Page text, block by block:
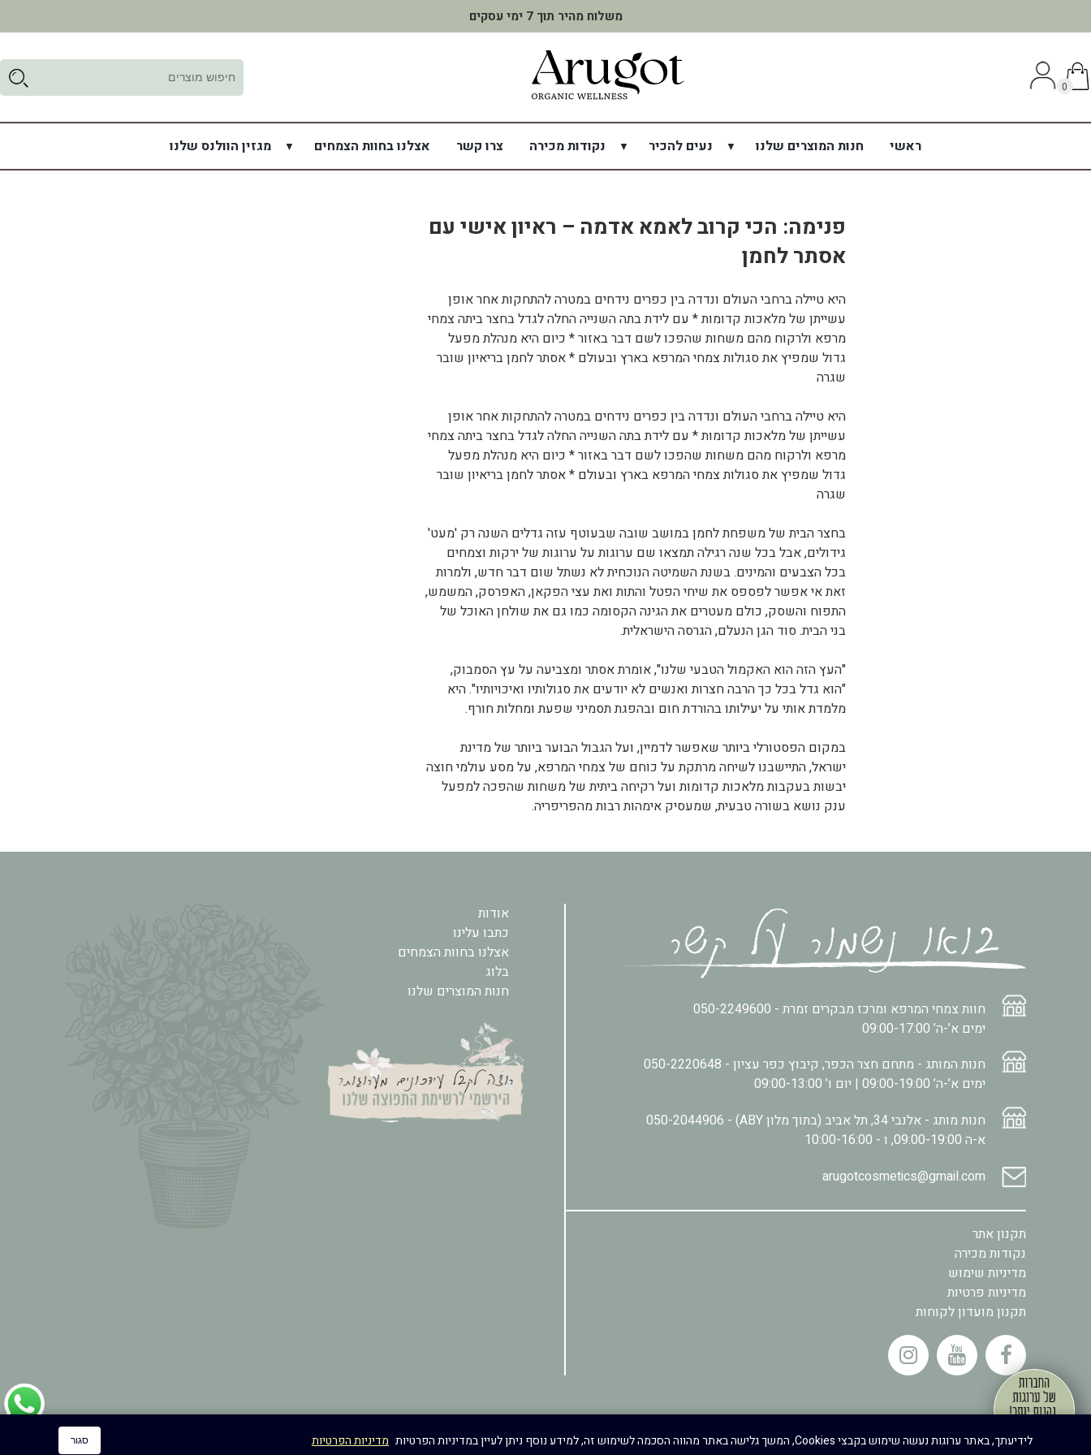
משלוח מהיר תוך 7 ימי עסקים
0
ראשי חנות המוצרים שלנו נעים להכיר נקודות מכירה צרו קשר אצלנו בחוות הצמחים מגזין הוולנס שלנו
פנימה: הכי קרוב לאמא אדמה – ראיון אישי עם
אסתר לחמן
היא טיילה ברחבי העולם ונדדה בין כפרים נידחים במטרה להתחקות אחר אופן
עשייתן של מלאכות קדומות * עם לידת בתה השנייה החלה לגדל בחצר ביתה צמחי
מרפא ולרקוח מהם משחות שהפכו לשם דבר באזור * כיום היא מנהלת מפעל
גדול שמפיץ את סגולות צמחי המרפא בארץ ובעולם * אסתר לחמן בריאיון שובר
שגרה
היא טיילה ברחבי העולם ונדדה בין כפרים נידחים במטרה להתחקות אחר אופן
עשייתן של מלאכות קדומות * עם לידת בתה השנייה החלה לגדל בחצר ביתה צמחי
מרפא ולרקוח מהם משחות שהפכו לשם דבר באזור * כיום היא מנהלת מפעל
גדול שמפיץ את סגולות צמחי המרפא בארץ ובעולם * אסתר לחמן בריאיון שובר
שגרה
בחצר הבית של משפחת לחמן במושב שובה שבעוטף עזה גדלים השנה רק 'מעט'
גידולים, אבל בכל שנה רגילה תמצאו שם ערוגות על ערוגות של ירקות וצמחים
בכל הצבעים והמינים. בשנת השמיטה הנוכחית לא נשתל שום דבר חדש, ולמרות
זאת אי אפשר לפספס את שיחי הפטל והתות ואת עצי הפקאן, האפרסק, המשמש,
התפוח והשסק, כולם מעטרים את הגינה הקסומה כמו גם את שולחן האוכל של
בני הבית. סוד הגן הנעלם, הגרסה הישראלית.
"העץ הזה הוא האקמול הטבעי שלנו", אומרת אסתר ומצביעה על עץ הסמבוק,
"הוא גדל בכל כך הרבה חצרות ואנשים לא יודעים את סגולותיו ואיכויותיו". היא
מלמדת אותי על יעילותו בהורדת חום ובהפגת תסמיני שפעת ומחלות חורף.
במקום הפסטורלי ביותר שאפשר לדמיין, ועל הגבול הבוער ביותר של מדינת
ישראל, התיישבנו לשיחה מרתקת על כוחם של צמחי המרפא, על מסע עולמי חוצה
יבשות בעקבות מלאכות קדומות ועל רקיחה ביתית של משחות שהפכה למפעל
ענק נושא בשורה טבעית, שמעסיק אימהות רבות מהפריפריה.
חוות צמחי המרפא ומרכז מבקרים זמרת - 050-2249600
ימים א’-ה’ 09:00-17:00
חנות המותג - מתחם חצר הכפר, קיבוץ כפר עציון - 050-2220648
ימים א’-ה’ 09:00-19:00 | יום ו’ 09:00-13:00
חנות מותג - אלנבי 34, תל אביב (בתוך מלון ABY) -
050-2044906
א-ה 09:00-19:00, ו - 10:00-16:00
arugotcosmetics@gmail.com
תקנון אתר
נקודות מכירה
מדיניות שימוש
מדיניות פרטיות
תקנון מועדון לקוחות
אודות
כתבו עלינו
אצלנו בחוות הצמחים
בלוג
חנות המוצרים שלנו
טיפי עיצוב ובניית אתרים לידיעתך, באתר ערוגות נעשה שימוש בקבצי Cookies, המשך גלישה באתר מהווה הסכמה לשימוש זה, למידע נוסף ניתן לעיין במדיניות הפרטיות מדיניות הפרטיות סגור